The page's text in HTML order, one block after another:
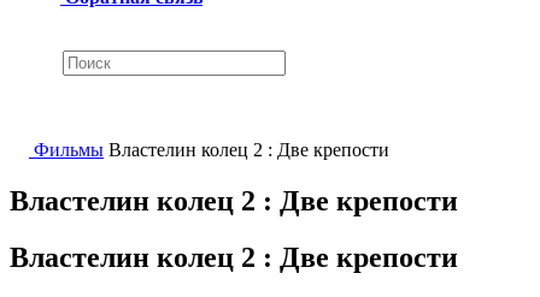
Фильмы Властелин колец 2 : Две крепости
Властелин колец 2 : Две крепости
Властелин колец 2 : Две крепости